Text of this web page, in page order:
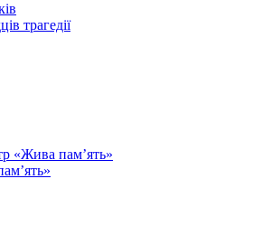
трагедії
«Жива пам’ять»